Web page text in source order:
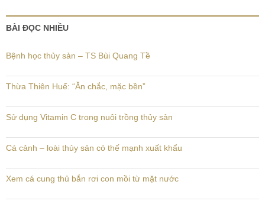
BÀI ĐỌC NHIỀU
Bệnh học thủy sản – TS Bùi Quang Tề
Thừa Thiên Huế: “Ăn chắc, mặc bền”
Sử dụng Vitamin C trong nuôi trồng thủy sản
Cá cảnh – loài thủy sản có thế mạnh xuất khẩu
Xem cá cung thủ bắn rơi con mồi từ mặt nước